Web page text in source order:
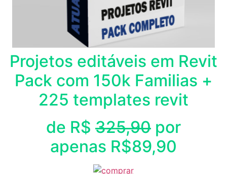
Projetos editáveis em Revit
Pack com 150k Familias +
225 templates revit
de R$ 325,90 por
apenas R$89,90